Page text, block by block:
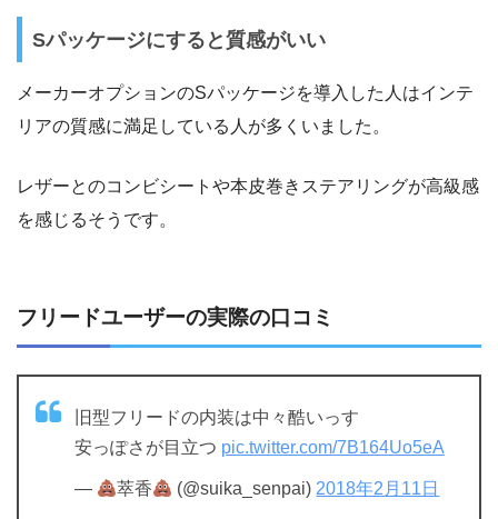
Sパッケージにすると質感がいい
メーカーオプションのSパッケージを導入した人はインテ
リアの質感に満足している人が多くいました。
レザーとのコンビシートや本皮巻きステアリングが高級感
を感じるそうです。
フリードユーザーの実際の口コミ
旧型フリードの内装は中々酷いっす
安っぽさが目立つ pic.twitter.com/7B164Uo5eA
— 萃香 (@suika_senpai)2018年2月11日